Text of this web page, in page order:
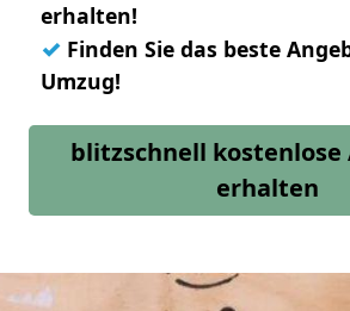
erhalten!
✓ Finden Sie das beste
Umzug!
blitzschnell kostenlose
erhalten